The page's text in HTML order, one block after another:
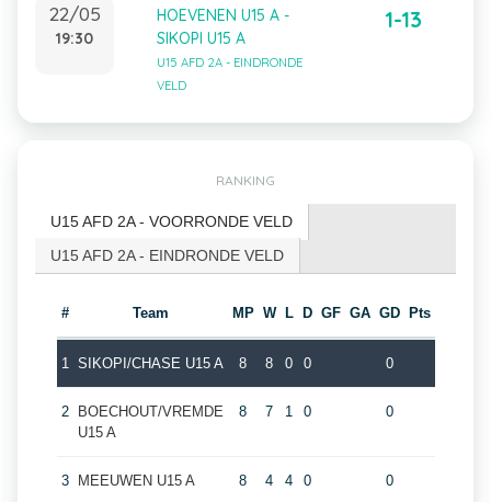
22/05
19:30
HOEVENEN U15 A -
SIKOPI U15 A
U15 AFD 2A - EINDRONDE
VELD
1-13
RANKING
U15 AFD 2A - VOORRONDE VELD
U15 AFD 2A - EINDRONDE VELD
# Team MP W L D GF GA GD Pts
1 SIKOPI/CHASE U15 A 8 8 0 0 0
2
BOECHOUT/VREMDE
U15 A
8 7 1 0 0
3 MEEUWEN U15 A 8 4 4 0 0